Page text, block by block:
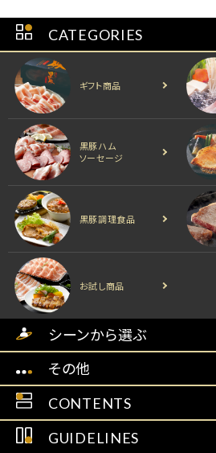
CATEGORIES
ギフト商品
黒豚ハム
ソーセージ
黒豚調理食品
お試し商品
シーンから選ぶ
その他
CONTENTS
GUIDELINES